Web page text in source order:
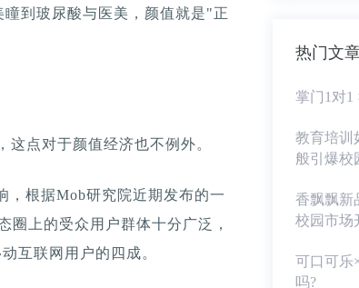
到玻尿酸与医美，颜值就是"正
这点对于颜值经济也不例外。
根据Mob研究院近期发布的一
圈上的受众用户群体十分广泛，
互联网用户的四成。
热门文
掌门1对1
教育培训
般引爆校
香飘飘新
校园市场
可口可乐
吗?